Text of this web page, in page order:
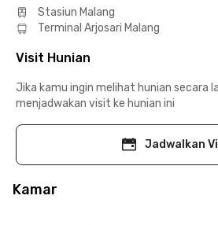
Stasiun Malang
Terminal Arjosari Malang
Visit Hunian
Jika kamu ingin melihat hunian secara
menjadwakan visit ke hunian ini
Jadwalkan
Kamar